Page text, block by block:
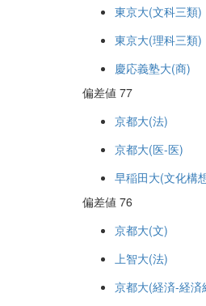
東京大(文科三類)
東京大(理科三類)
慶応義塾大(商)
偏差値 77
京都大(法)
京都大(医-医)
早稲田大(文化構
偏差値 76
京都大(文)
上智大(法)
京都大(経済-経済